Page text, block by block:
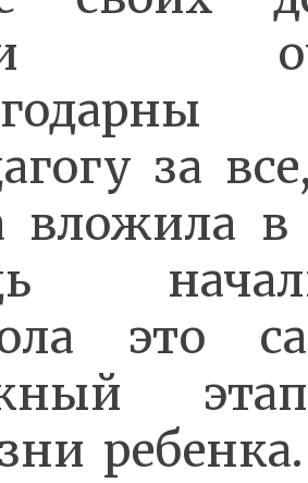
за
вложила в
это